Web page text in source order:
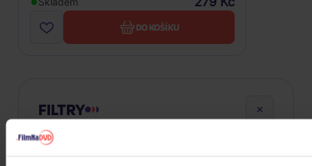
DO KOŠÍKU
FILTRY